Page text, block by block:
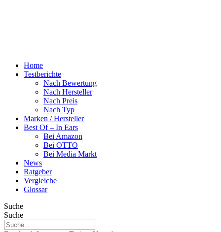
Home
Testberichte
Nach Bewertung
Nach Hersteller
Nach Preis
Nach Typ
Marken / Hersteller
Best Of – In Ears
Bei Amazon
Bei OTTO
Bei Media Markt
News
Ratgeber
Vergleiche
Glossar
Suche
Suche